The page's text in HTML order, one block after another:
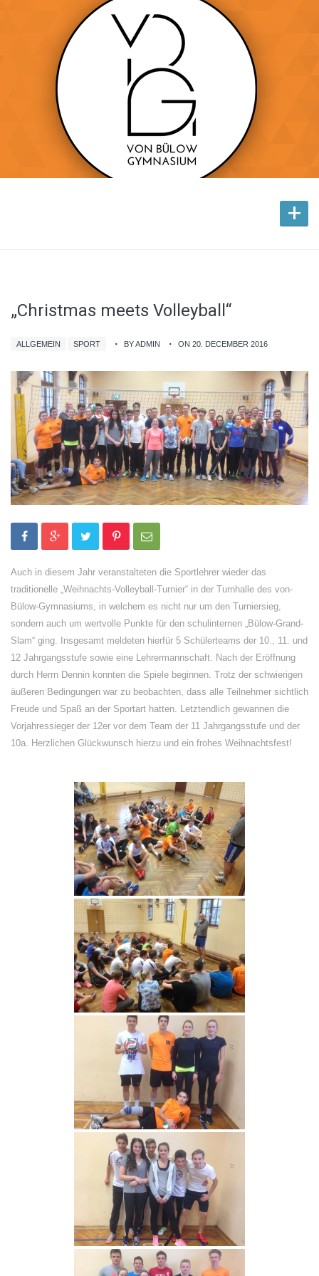
+
„Christmas meets Volleyball“
ALLGEMEIN SPORT BY ADMIN ON 20. DECEMBER 2016
Auch in diesem Jahr veranstalteten die Sportlehrer wieder das
traditionelle „Weihnachts-Volleyball-Turnier“ in der Turnhalle des von-
Bülow-Gymnasiums, in welchem es nicht nur um den Turniersieg,
sondern auch um wertvolle Punkte für den schulinternen „Bülow-Grand-
Slam“ ging. Insgesamt meldeten hierfür 5 Schülerteams der 10., 11. und
12 Jahrgangsstufe sowie eine Lehrermannschaft. Nach der Eröffnung
durch Herrn Dennin konnten die Spiele beginnen. Trotz der schwierigen
äußeren Bedingungen war zu beobachten, dass alle Teilnehmer sichtlich
Freude und Spaß an der Sportart hatten. Letztendlich gewannen die
Vorjahressieger der 12er vor dem Team der 11 Jahrgangsstufe und der
10a. Herzlichen Glückwunsch hierzu und ein frohes Weihnachtsfest!